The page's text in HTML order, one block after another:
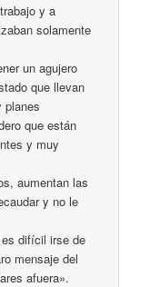
y a
solamente
un agujero
que llevan
planes
que están
y muy
aumentan las
y no le
difícil irse de
mensaje del
afuera».